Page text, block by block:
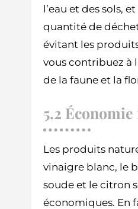
l’eau et des sols,
quantité de
évitant les
vous contribuez à
de la faune et la
5.2
Les produits
vinaigre blanc, le
soude et le citron
économiques. En